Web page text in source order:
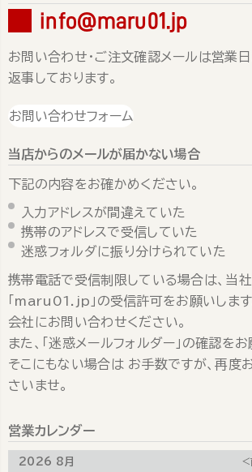
info@maru01.jp
お問い合わせ・ご注文確認メールは営業
返事しております。
お問い合わせフォーム
当店からのメールが届かない場合
下記の内容をお確かめください。
入力アドレスが間違えていた
携帯のアドレスで受信していた
迷惑フォルダに振り分けられていた
携帯電話で受信制限している場合は、当社
「maru01.jp」の受信許可をお願いしま
会社にお問い合わせください。
また、「迷惑メールフォルダー」の確認をお
そこにもない場合は お手数ですが、再度
さいませ。
営業カレンダー
2026 8月 <